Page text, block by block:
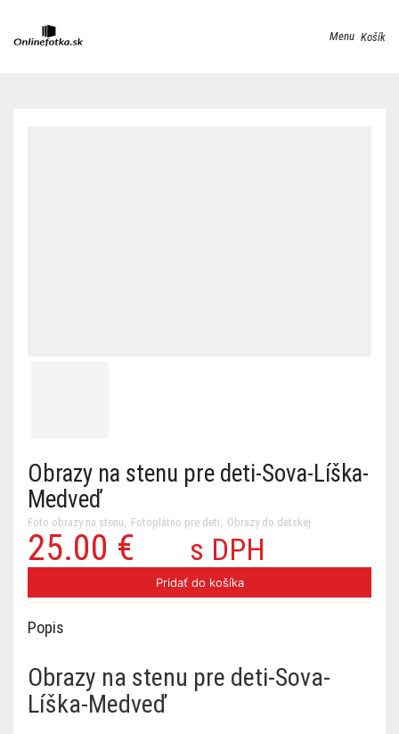
Menu Košík
Obrazy na stenu pre deti-Sova-Líška-
Medveď
Foto obrazy na stenu Fotoplátno pre deti Obrazy do detskej
Pôvodná
cena
25.00 €
Aktuálna
cena
s DPH
Pridať do košíka
Popis
Obrazy na stenu pre deti-Sova-
Líška-Medveď